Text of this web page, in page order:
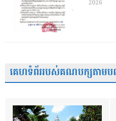
2026
គេហទំព័ររបស់គណបក្សតាមបណ្